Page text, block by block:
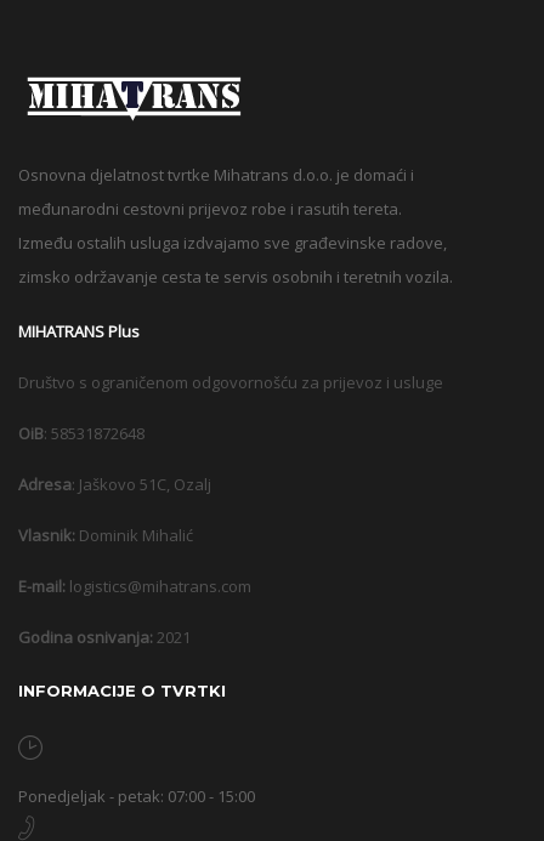
Osnovna djelatnost tvrtke Mihatrans d.o.o. je domaći i
međunarodni cestovni prijevoz robe i rasutih tereta.
Između ostalih usluga izdvajamo sve građevinske radove,
zimsko održavanje cesta te servis osobnih i teretnih vozila.
MIHATRANS Plus
Društvo s ograničenom odgovornošću za prijevoz i usluge
OiB: 58531872648
Adresa: Jaškovo 51C, Ozalj
Vlasnik: Dominik Mihalić
E-mail: logistics@mihatrans.com
Godina osnivanja: 2021
INFORMACIJE O TVRTKI
Ponedjeljak - petak: 07:00 - 15:00